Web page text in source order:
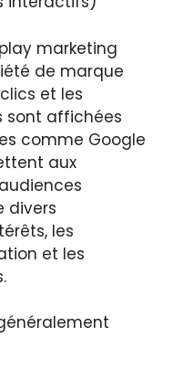
marketing
de marque
et les
sont affichées
comme Google
aux
divers
les
et les